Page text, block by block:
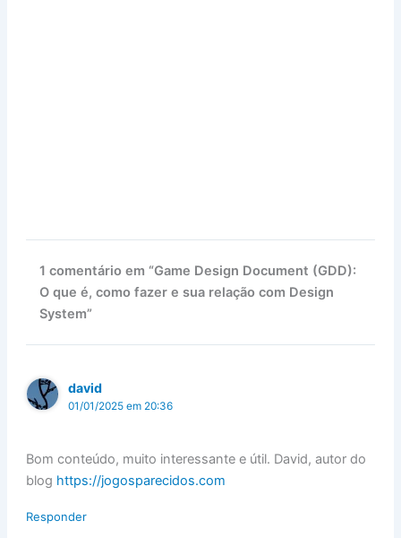
1 comentário em “Game Design Document (GDD):
O que é, como fazer e sua relação com Design
System”
david
01/01/2025 em 20:36
Bom conteúdo, muito interessante e útil. David, autor do
blog https://jogosparecidos.com
Responder